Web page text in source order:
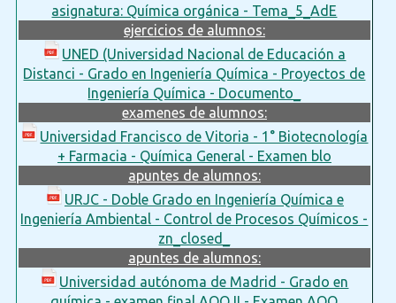
asignatura: Química orgánica - Tema_5_AdE
ejercicios de alumnos:
UNED (Universidad Nacional de Educación a
Distanci - Grado en Ingeniería Química - Proyectos de
Ingeniería Química - Documento_
examenes de alumnos:
Universidad Francisco de Vitoria - 1° Biotecnología
+ Farmacia - Química General - Examen blo
apuntes de alumnos:
URJC - Doble Grado en Ingeniería Química e
Ingeniería Ambiental - Control de Procesos Químicos -
zn_closed_
apuntes de alumnos:
Universidad autónoma de Madrid - Grado en